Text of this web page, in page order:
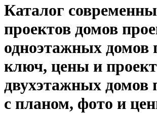
Каталог
проектов домов
одноэтажных домов
ключ, цены и
двухэтажных домов
с планом, фото и